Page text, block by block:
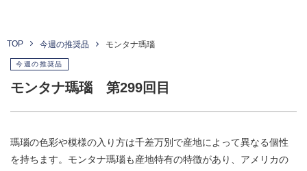
TOP 今週の推奨品 モンタナ瑪瑙
今週の推奨品
モンタナ瑪瑙 第299回目
瑪瑙の色彩や模様の入り方は千差万別で産地によって異なる個性
を持ちます。モンタナ瑪瑙も産地特有の特徴があり、アメリカの